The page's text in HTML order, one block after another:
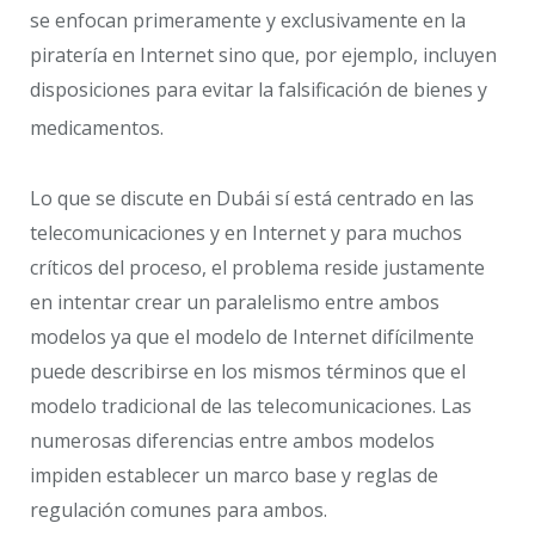
se enfocan primeramente y exclusivamente en la
piratería en Internet sino que, por ejemplo, incluyen
disposiciones para evitar la falsificación de bienes y
medicamentos.
Lo que se discute en Dubái sí está centrado en las
telecomunicaciones y en Internet y para muchos
críticos del proceso, el problema reside justamente
en intentar crear un paralelismo entre ambos
modelos ya que el modelo de Internet difícilmente
puede describirse en los mismos términos que el
modelo tradicional de las telecomunicaciones. Las
numerosas diferencias entre ambos modelos
impiden establecer un marco base y reglas de
regulación comunes para ambos.